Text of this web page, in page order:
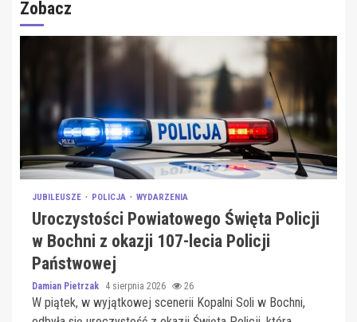
Zobacz
JUBILEUSZE POLICJA WYDARZENIA
Uroczystości Powiatowego Święta Policji
w Bochni z okazji 107-lecia Policji
Państwowej
Damian Pietrzak 4 sierpnia 2026 26
W piątek, w wyjątkowej scenerii Kopalni Soli w Bochni,